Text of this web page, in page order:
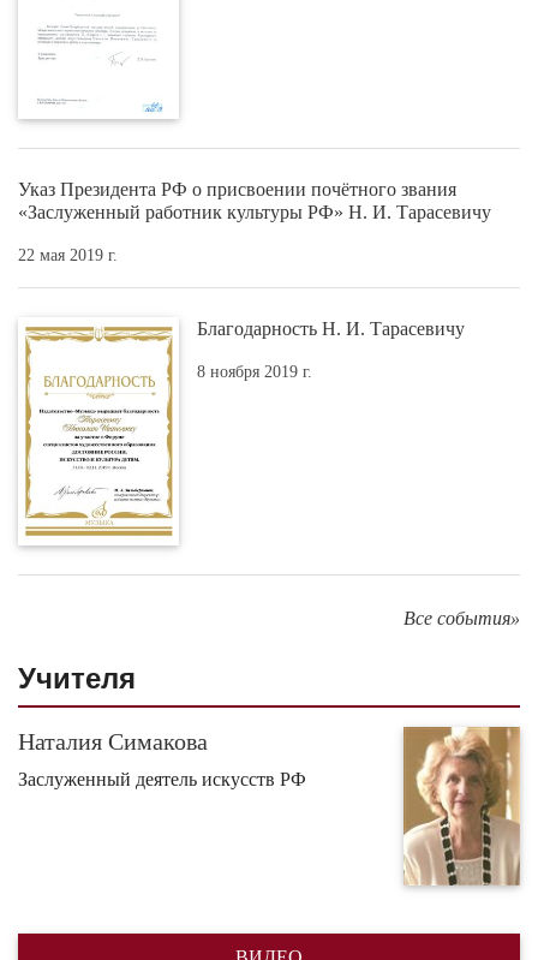
Указ Президента РФ о присвоении почётного звания
«Заслуженный работник культуры РФ» Н. И. Тарасевичу
22 мая 2019 г.
Благодарность Н. И. Тарасевичу
8 ноября 2019 г.
Все события»
Учителя
Наталия Симакова
Заслуженный деятель искусств РФ